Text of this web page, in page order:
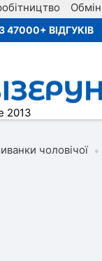
ВІДГУКІВ
2013
чоловічої •